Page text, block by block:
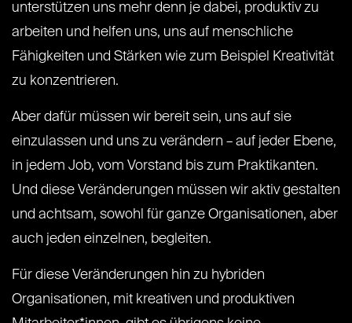
unterstützen uns mehr denn je dabei, produktiv zu
arbeiten und helfen uns, uns auf menschliche
Fähigkeiten und Stärken wie zum Beispiel Kreativität
zu konzentrieren.
Aber dafür müssen wir bereit sein, uns auf sie
einzulassen und uns zu verändern – auf jeder Ebene,
in jedem Job, vom Vorstand bis zum Praktikanten.
Und diese Veränderungen müssen wir aktiv gestalten
und achtsam, sowohl für ganze Organisationen, aber
auch jeden einzelnen, begleiten.
Für diese Veränderungen hin zu hybriden
Organisationen, mit kreativen und produktiven